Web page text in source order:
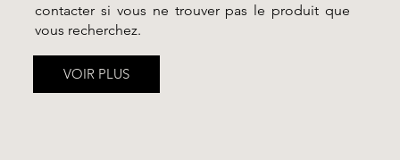
contacter si vous ne trouver pas le produit que
vous recherchez.
VOIR PLUS